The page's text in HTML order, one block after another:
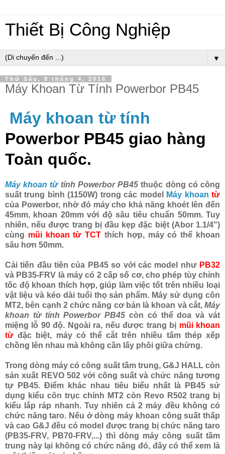
Thiết Bị Công Nghiệp
▼
Thứ Sáu, 8 tháng 4, 2016
Máy Khoan Từ Tính Powerbor PB45
Máy khoan từ tính
Powerbor PB45 giao hàng
Toàn quốc.
Máy khoan từtính Powerbor PB45 thuộc dòng có công
suất trung bình (1150W) trong các model
Máy khoan từ
của Powerbor, nhờ đó máy cho khả năng khoét lên đến
45mm, khoan 20mm với độ sâu tiêu chuẩn 50mm. Tuy
nhiên, nếu được trang bị đầu kẹp đặc biệt (Abor 1.1/4")
cùng mũi khoan từ TCT thích hợp, máy có thể khoan
sâu hơn 50mm.
Cải tiến đầu tiên của PB45 so với các model như PB32
và PB35-FRV là máy có 2 cấp số cơ, cho phép tùy chỉnh
tốc độ khoan thích hợp, giúp làm việc tốt trên nhiều loại
vật liệu và kéo dài tuổi thọ sản phẩm. Máy sử dụng côn
MT2, bên cạnh 2 chức năng cơ bản là khoan và cắt, Máy
khoan từ tính Powerbor PB45 còn có thể doa và vát
miệng lỗ 90 độ. Ngoài ra, nếu được trang bị mũi khoan
từ đặc biệt, máy có thể cắt trên nhiều tấm thép xếp
chồng lên nhau mà không cần lấy phôi giữa chừng.
Trong dòng máy có công suất tầm trung, G&J HALL còn
sản xuất REVO 502 với công suất và chức năng tương
tự PB45. Điểm khác nhau tiêu biểu nhất là PB45 sử
dụng kiểu côn trục chính MT2 còn Revo R502 trang bị
kiểu lắp ráp nhanh. Tuy nhiên cả 2 máy đều không có
chức năng taro. Nếu ở dòng máy khoan công suất thấp
và cao G&J đều có model được trang bị chức năng taro
(PB35-FRV, PB70-FRV,...) thì dòng máy công suất tầm
trung này lại không có chức năng đó, đây có thể xem là